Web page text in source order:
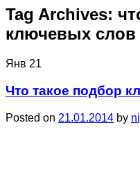
Tag Archives:
ключевых слов
Янв 21
Что такое подбор
Posted on 21.01.2014 by